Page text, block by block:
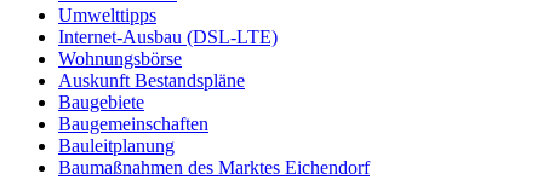
Umwelttipps
Internet-Ausbau (DSL-LTE)
Wohnungsbörse
Auskunft Bestandspläne
Baugebiete
Baugemeinschaften
Bauleitplanung
Baumaßnahmen des Marktes Eichendorf